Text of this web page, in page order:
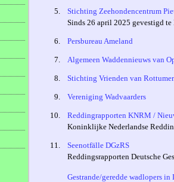
5.
Stichting Zeehondencentrum
Sinds 26 april 2025 gevestigd te
6. Persbureau Ameland
7. Algemeen Waddennieuws van
8. Stichting Vrienden van
9. Vereniging Wadvaarders
10.
Reddingrapporten KNRM /
Koninklijke Nederlandse
11.
Seenotfälle DGzRS
Reddingsrapporten Deutsche
Gestrande/geredde wadlopers